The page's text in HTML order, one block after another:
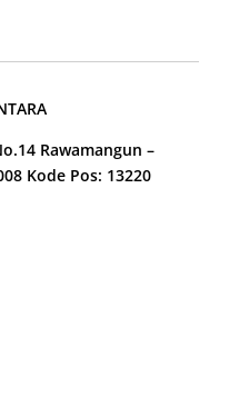
Rawamangun –
Kode Pos: 13220